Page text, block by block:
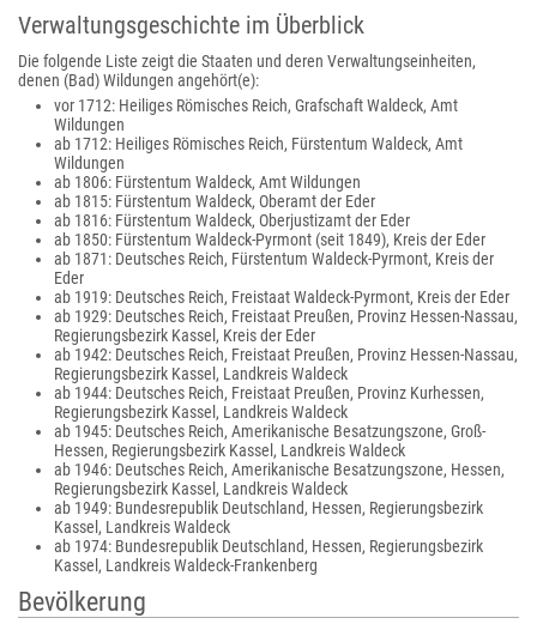
Verwaltungsgeschichte im Überblick
Die folgende Liste zeigt die Staaten und deren Verwaltungseinheiten,
denen (Bad) Wildungen angehört(e):
vor 1712: Heiliges Römisches Reich, Grafschaft Waldeck, Amt
Wildungen
ab 1712: Heiliges Römisches Reich, Fürstentum Waldeck, Amt
Wildungen
ab 1806: Fürstentum Waldeck, Amt Wildungen
ab 1815: Fürstentum Waldeck, Oberamt der Eder
ab 1816: Fürstentum Waldeck, Oberjustizamt der Eder
ab 1850: Fürstentum Waldeck-Pyrmont (seit 1849), Kreis der Eder
ab 1871: Deutsches Reich, Fürstentum Waldeck-Pyrmont, Kreis der
Eder
ab 1919: Deutsches Reich, Freistaat Waldeck-Pyrmont, Kreis der Eder
ab 1929: Deutsches Reich, Freistaat Preußen, Provinz Hessen-Nassau,
Regierungsbezirk Kassel, Kreis der Eder
ab 1942: Deutsches Reich, Freistaat Preußen, Provinz Hessen-Nassau,
Regierungsbezirk Kassel, Landkreis Waldeck
ab 1944: Deutsches Reich, Freistaat Preußen, Provinz Kurhessen,
Regierungsbezirk Kassel, Landkreis Waldeck
ab 1945: Deutsches Reich, Amerikanische Besatzungszone, Groß-
Hessen, Regierungsbezirk Kassel, Landkreis Waldeck
ab 1946: Deutsches Reich, Amerikanische Besatzungszone, Hessen,
Regierungsbezirk Kassel, Landkreis Waldeck
ab 1949: Bundesrepublik Deutschland, Hessen, Regierungsbezirk
Kassel, Landkreis Waldeck
ab 1974: Bundesrepublik Deutschland, Hessen, Regierungsbezirk
Kassel, Landkreis Waldeck-Frankenberg
Bevölkerung